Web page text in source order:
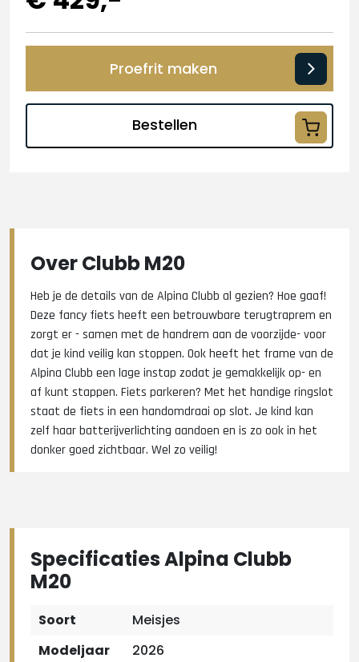
Proefrit maken
Bestellen
Over Clubb M20
Heb je de details van de Alpina Clubb al gezien? Hoe gaaf!
Deze fancy fiets heeft een betrouwbare terugtraprem en
zorgt er - samen met de handrem aan de voorzijde- voor
dat je kind veilig kan stoppen. Ook heeft het frame van de
Alpina Clubb een lage instap zodat je gemakkelijk op- en
af kunt stappen. Fiets parkeren? Met het handige ringslot
staat de fiets in een handomdraai op slot. Je kind kan
zelf haar batterijverlichting aandoen en is zo ook in het
donker goed zichtbaar. Wel zo veilig!
Specificaties Alpina Clubb
M20
Soort
Meisjes
Modeljaar
2026